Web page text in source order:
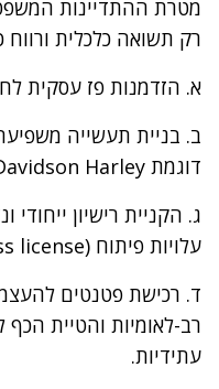
מטרת ההתדיינות
רק תשואה כלכלית ורווח
א. הזדמנות פז עסקית
ב. בניית תעשייה
דוגמת Gillette, Otis,Davidson Harley ואחרות).
ג. הקניית רישיון
עלויות פיתוח (Cross license).
ד. רכישת פטנטים
רב-לאומיות והטיית הכף
עתידיות.